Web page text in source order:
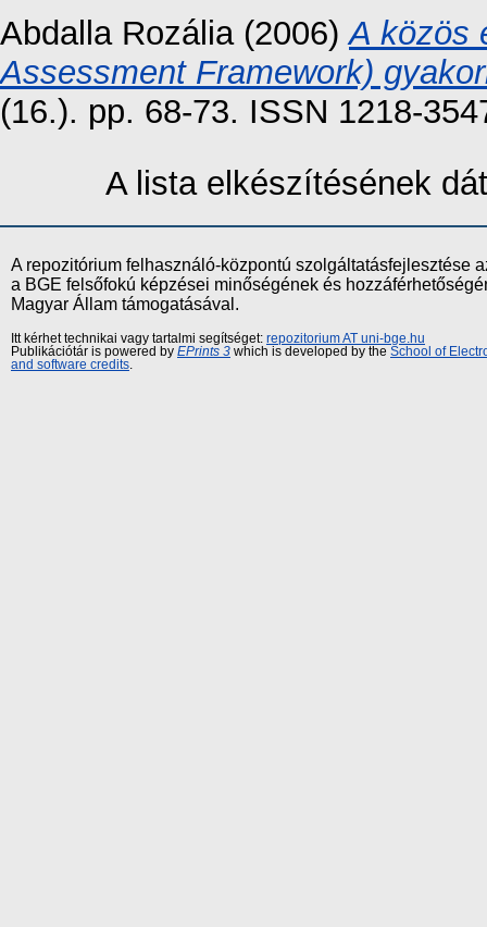
Abdalla Rozália(2006)A közös
Assessment Framework)
(16.). pp. 68-73. ISSN 1218-
A lista elkészítésének
A repozitórium felhasználó-központú szolgáltatásfejlesztése
a BGE felsőfokú képzései minőségének és
Magyar Állam támogatásával.
Itt kérhet technikai vagy tartalmi segítséget: repozitorium AT uni-bge.hu
Publikációtár is powered by EPrints 3 which is developed by the School of
and software credits